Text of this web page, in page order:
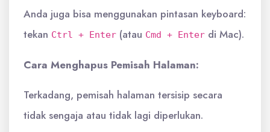
Anda juga bisa menggunakan pintasan keyboard:
tekan Ctrl + Enter (atau Cmd + Enter di Mac).
Cara Menghapus Pemisah Halaman:
Terkadang, pemisah halaman tersisip secara
tidak sengaja atau tidak lagi diperlukan.